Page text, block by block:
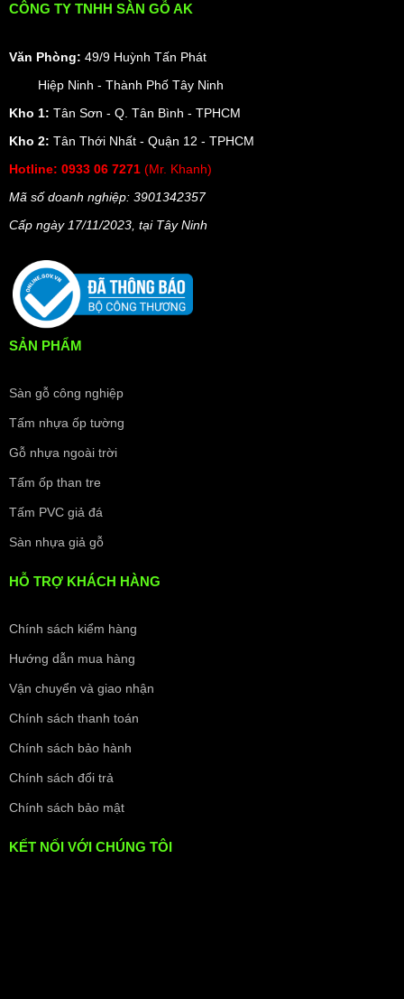
CÔNG TY TNHH SÀN GỖ AK
Văn Phòng: 49/9 Huỳnh Tấn Phát
Hiệp Ninh - Thành Phố Tây Ninh
Kho 1: Tân Sơn - Q. Tân Bình - TPHCM
Kho 2: Tân Thới Nhất - Quận 12 - TPHCM
Hotline: 0933 06 7271 (Mr. Khanh)
Mã số doanh nghiệp: 3901342357
Cấp ngày 17/11/2023, tại Tây Ninh
SẢN PHẨM
Sàn gỗ công nghiệp
Tấm nhựa ốp tường
Gỗ nhựa ngoài trời
Tấm ốp than tre
Tấm PVC giả đá
Sàn nhựa giả gỗ
HỖ TRỢ KHÁCH HÀNG
Chính sách kiểm hàng
Hướng dẫn mua hàng
Vận chuyển và giao nhận
Chính sách thanh toán
Chính sách bảo hành
Chính sách đổi trả
Chính sách bảo mật
KẾT NỐI VỚI CHÚNG TÔI